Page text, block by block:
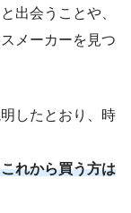
出会うことや、
メーカーを見つ
したとおり、時
れから買う方は